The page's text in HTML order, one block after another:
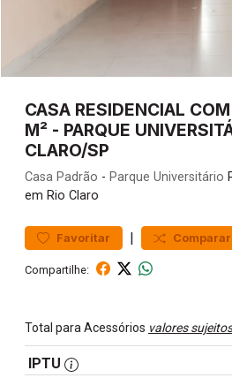
CASA RESIDENCIAL
M² - PARQUE
CLARO/SP
Casa Padrão - Parque Universitário
em Rio Claro
Favoritar | Comparar
Compartilhe:
Total para Acessórios valores
IPTU